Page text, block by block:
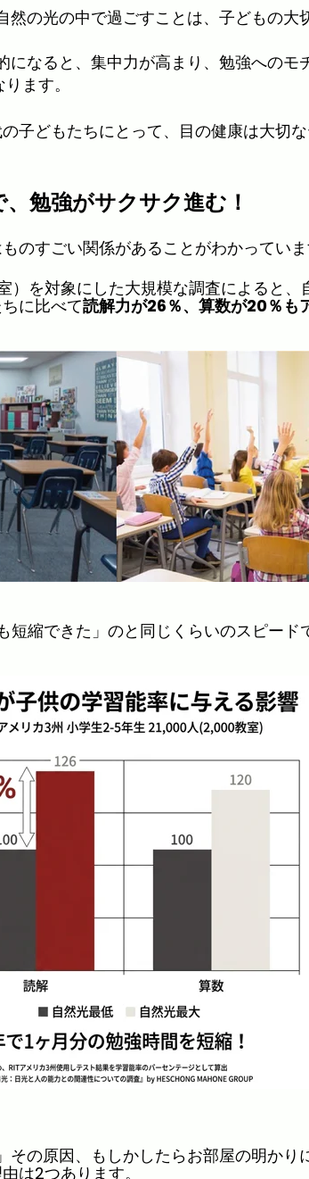
然の光の中で過ごすことは、子どもの大
になると、集中力が高まり、勉強へのモ
ます。
子どもたちにとって、目の健康は大切な
勉強がサクサク進む！
のすごい関係があることがわかっていま
）を対象にした大規模な調査によると
に比べて読解力が26％、算数が20％も
短縮できた」のと同じくらいのスピー
その原因、もしかしたらお部屋の明かり
は2つあります。